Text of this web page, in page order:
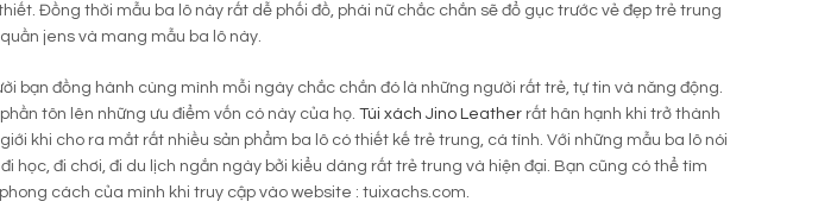
Đồng thời mẫu ba lô này rất dễ phối đồ, phái nữ chắc chắn sẽ đổ gục trước vẻ đẹp trẻ trung
jens và mang mẫu ba lô này.
bạn đồng hành cùng mình mỗi ngày chắc chắn đó là những người rất trẻ, tự tin và năng động.
tôn lên những ưu điểm vốn có này của họ. Túi xách Jino Leather rất hân hạnh khi trở thành
khi cho ra mắt rất nhiều sản phẩm ba lô có thiết kế trẻ trung, cá tính. Với những mẫu ba lô nói
học, đi chơi, đi du lịch ngắn ngày bởi kiểu dáng rất trẻ trung và hiện đại. Bạn cũng có thể tìm
cách của mình khi truy cập vào website : tuixachs.com.